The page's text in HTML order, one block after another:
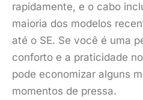
rapidamente, e o cabo
maioria dos modelos
até o SE. Se você é uma
conforto e a praticidade
pode economizar alguns
momentos de pressa.